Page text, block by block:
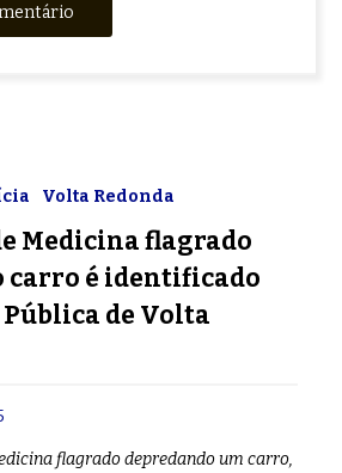
Volta Redonda
Medicina flagrado
carro é identificado
de Volta
flagrado depredando um carro,